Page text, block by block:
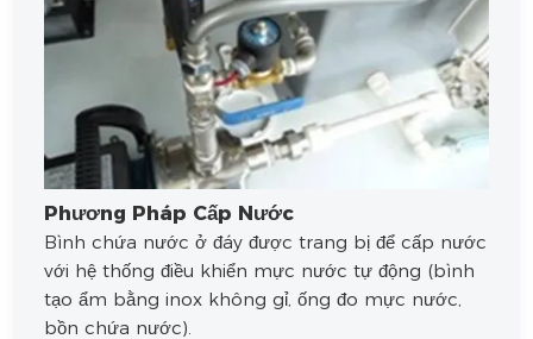
Phương Pháp Cấp Nước
Bình chứa nước ở đáy được trang bị để cấp nước
với hệ thống điều khiển mực nước tự động (bình
tạo ẩm bằng inox không gỉ, ống đo mực nước,
bồn chứa nước).